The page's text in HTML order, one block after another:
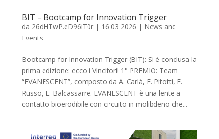
BIT – Bootcamp for Innovation Trigger
da 26dHTwP.eD96iT0r| 16 03 2026 | News and
Events
Bootcamp for Innovation Trigger (BIT): Si è conclusa la
prima edizione: ecco i Vincitori! 1° PREMIO: Team
“EVANESCENT”, composto da A. Carlà, F. Pitotti, F.
Russo, L. Baldassarre. EVANESCENT è una lente a
contatto bioerodibile con circuito in molibdeno che...